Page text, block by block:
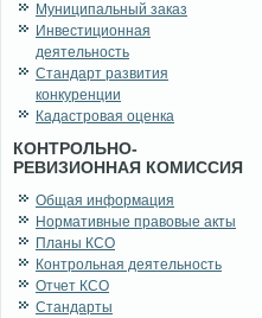
Муниципальный заказ
Инвестиционная
деятельность
Стандарт развития
конкуренции
Кадастровая оценка
КОНТРОЛЬНО-
РЕВИЗИОННАЯ КОМИССИЯ
Общая информация
Нормативные правовые акты
Планы КСО
Контрольная деятельность
Отчет КСО
Стандарты